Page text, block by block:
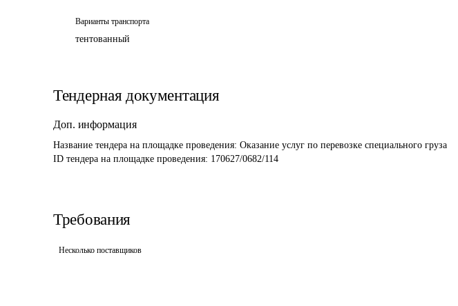
Варианты транспорта
тентованный
Тендерная документация
Доп. информация
Название тендера на площадке проведения: Оказание услуг по перевозке специального груза
ID тендера на площадке проведения: 170627/0682/114
Требования
Несколько поставщиков